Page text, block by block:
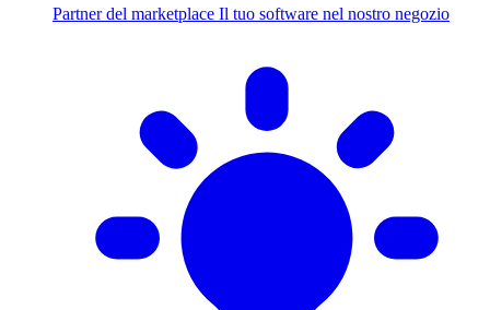
Partner del marketplace Il tuo software nel nostro negozio